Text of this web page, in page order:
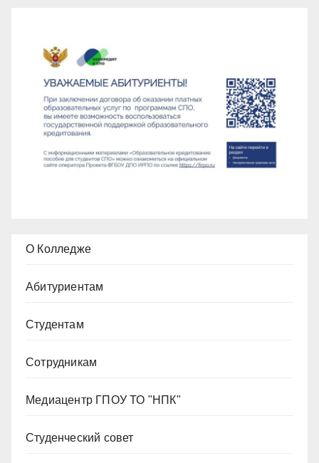
О Колледже
Абитуриентам
Студентам
Сотрудникам
Медиацентр ГПОУ ТО "НПК"
Студенческий совет